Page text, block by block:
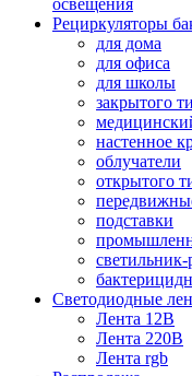
освещения
Рециркуляторы
для дома
для офиса
для школы
закрытого
настенное
облучатели
открытого
подставки
светильник-
Светодиодные
Лента 12В
Лента 220В
Лента rgb